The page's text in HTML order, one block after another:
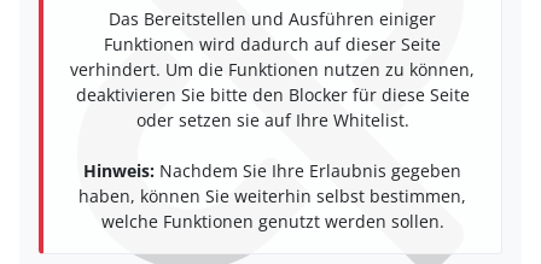
Das Bereitstellen und Ausführen einiger
Funktionen wird dadurch auf dieser Seite
verhindert. Um die Funktionen nutzen zu können,
deaktivieren Sie bitte den Blocker für diese Seite
oder setzen sie auf Ihre Whitelist.
Hinweis: Nachdem Sie Ihre Erlaubnis gegeben
haben, können Sie weiterhin selbst bestimmen,
welche Funktionen genutzt werden sollen.